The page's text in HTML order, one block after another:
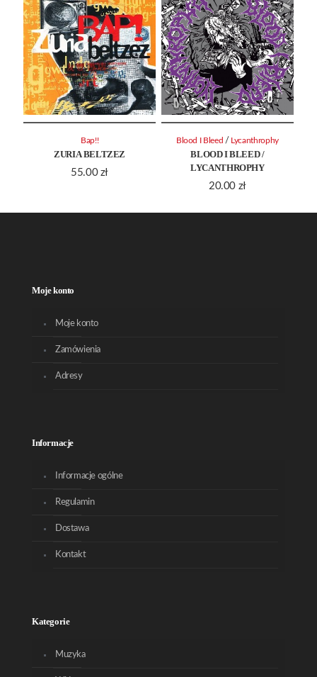
ZURIA BELTZEZ
55.00 zł
Bap!!
BLOOD I BLEED /
LYCANTHROPHY
20.00 zł
Blood I Bleed / Lycanthrophy
Moje konto
Moje konto
Zamówienia
Adresy
Informacje
Informacje ogólne
Regulamin
Dostawa
Kontakt
Kategorie
Muzyka